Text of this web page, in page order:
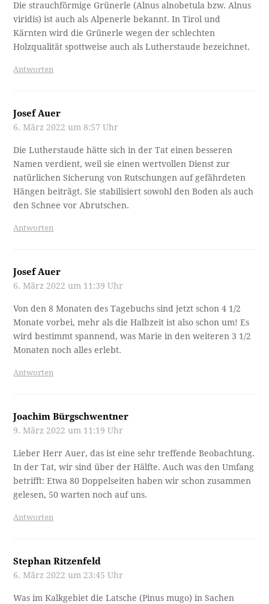
Die strauchförmige Grünerle (Alnus alnobetula bzw. Alnus
viridis) ist auch als Alpenerle bekannt. In Tirol und
Kärnten wird die Grünerle wegen der schlechten
Holzqualität spottweise auch als Lutherstaude bezeichnet.
Antworten
Josef Auer
6. März 2022 um 8:57 Uhr
Die Lutherstaude hätte sich in der Tat einen besseren
Namen verdient, weil sie einen wertvollen Dienst zur
natürlichen Sicherung von Rutschungen auf gefährdeten
Hängen beiträgt. Sie stabilisiert sowohl den Boden als auch
den Schnee vor Abrutschen.
Antworten
Josef Auer
6. März 2022 um 11:39 Uhr
Von den 8 Monaten des Tagebuchs sind jetzt schon 4 1/2
Monate vorbei, mehr als die Halbzeit ist also schon um! Es
wird bestimmt spannend, was Marie in den weiteren 3 1/2
Monaten noch alles erlebt.
Antworten
Joachim Bürgschwentner
9. März 2022 um 11:19 Uhr
Lieber Herr Auer, das ist eine sehr treffende Beobachtung.
In der Tat, wir sind über der Hälfte. Auch was den Umfang
betrifft: Etwa 80 Doppelseiten haben wir schon zusammen
gelesen, 50 warten noch auf uns.
Antworten
Stephan Ritzenfeld
6. März 2022 um 23:45 Uhr
Was im Kalkgebiet die Latsche (Pinus mugo) in Sachen